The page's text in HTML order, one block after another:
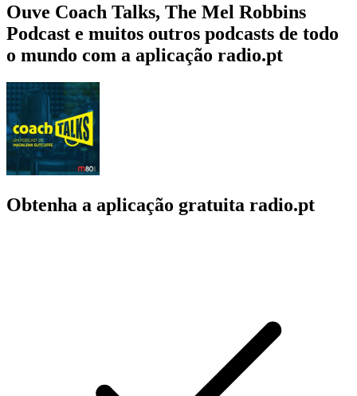
Ouve Coach Talks, The Mel Robbins
Podcast e muitos outros podcasts de todo
o mundo com a aplicação radio.pt
Obtenha a aplicação gratuita radio.pt